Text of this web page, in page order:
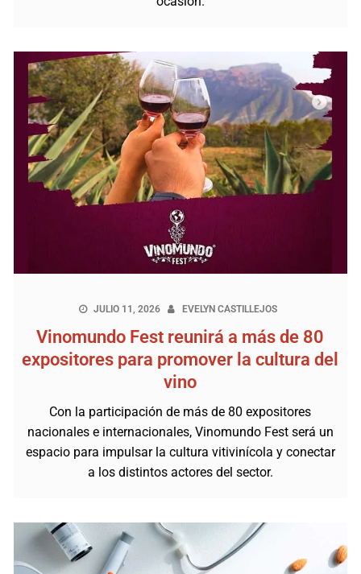
JULIO 11, 2026 EVELYN CASTILLEJOS
Vinomundo Fest reunirá a más de 80
expositores para promover la cultura del
vino
Con la participación de más de 80 expositores
nacionales e internacionales, Vinomundo Fest será un
espacio para impulsar la cultura vitivinícola y conectar
a los distintos actores del sector.